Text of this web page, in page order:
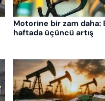
Motorine bir zam daha:
haftada üçüncü artış